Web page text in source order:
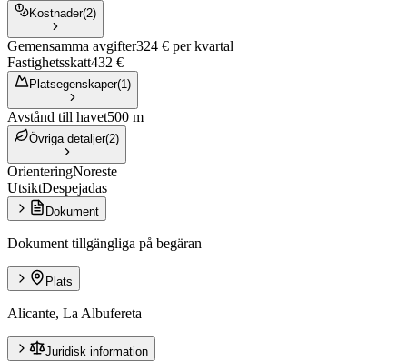
Kostnader(2)
Gemensamma avgifter324 € per kvartal
Fastighetsskatt432 €
Platsegenskaper(1 )
Avstånd till havet500 m
Övriga detaljer(2)
OrienteringNoreste
UtsiktDespejadas
Dokument
Dokument tillgängliga på begäran
Plats
Alicante, La Albufereta
Juridisk information